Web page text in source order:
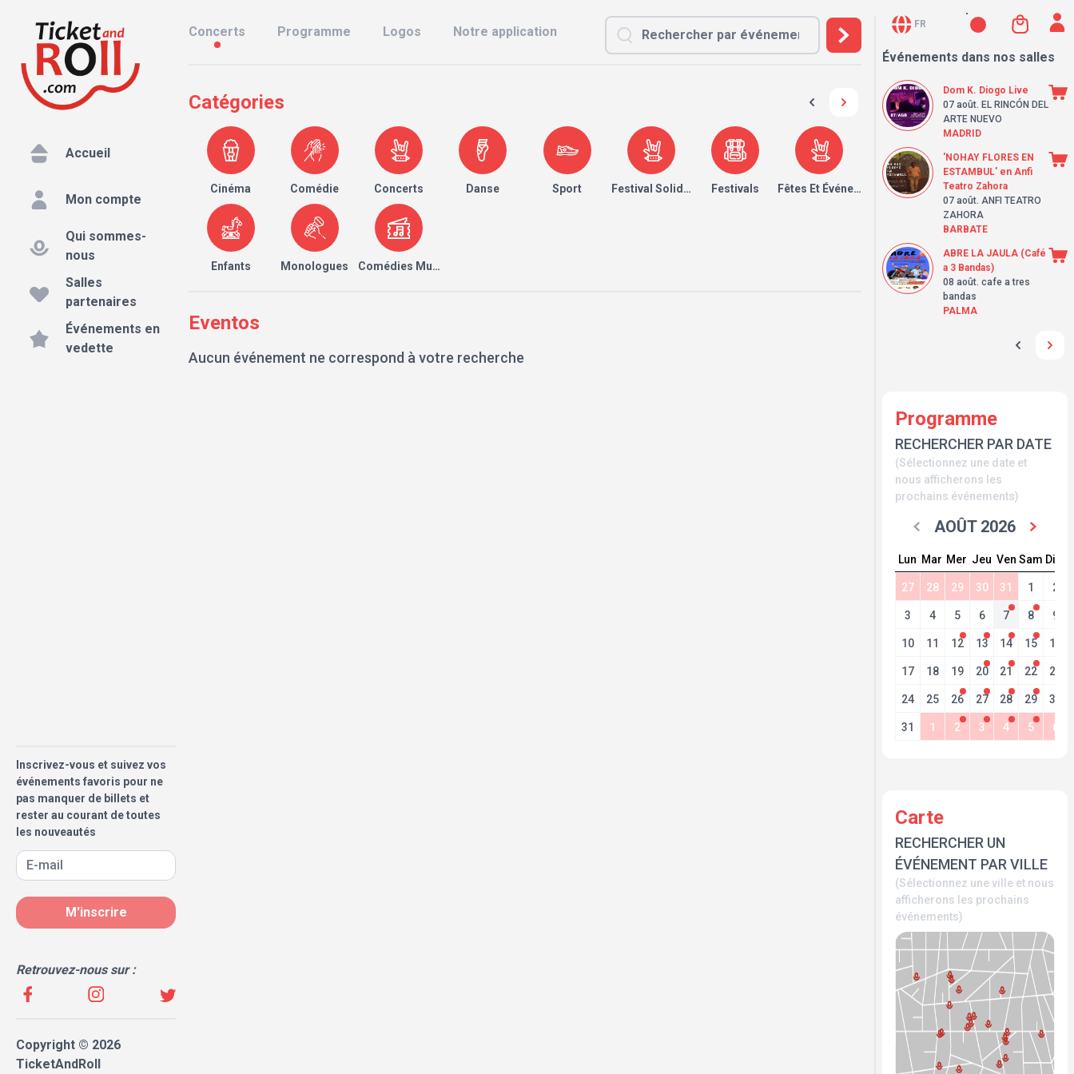
Accueil
Mon compte
Qui sommes-
nous
Salles
partenaires
Événements en
vedette
Inscrivez-vous et suivez vos
événements favoris pour ne
pas manquer de billets et
rester au courant de toutes
les nouveautés
M'inscrire
Retrouvez-nous sur :
Copyright © 2026
TicketAndRoll
Concerts Programme Logos Notre application
Catégories
Cinéma Comédie Concerts Danse Sport Festival Solidaire Festivals Fêtes Et Événements
Enfants Monologues Comédies Musicales
Eventos
Aucun événement ne correspond à votre recherche
FR
Événements dans nos salles
Dom K. Diogo Live
07 août. EL RINCÓN DEL
ARTE NUEVO
MADRID
'NOHAY FLORES EN
ESTAMBUL' en Anfi
Teatro Zahora
07 août. ANFI TEATRO
ZAHORA
BARBATE
ABRE LA JAULA (Café
a 3 Bandas)
08 août. cafe a tres
bandas
PALMA
Programme
RECHERCHER PAR DATE
(Sélectionnez une date et
nous afficherons les
prochains événements)
AOÛT 2026
Lun Mar Mer Jeu Ven Sam Dim
27 28 29 30 31 1 2
3 4 5 6 7 8 9
10 11 12 13 14 15 16
17 18 19 20 21 22 23
24 25 26 27 28 29 30
31 1 2 3 4 5 6
Carte
RECHERCHER UN
ÉVÉNEMENT PAR VILLE
(Sélectionnez une ville et nous
afficherons les prochains
événements)